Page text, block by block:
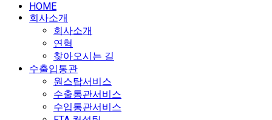
HOME
회사소개
회사소개
연혁
찾아오시는 길
수출입통관
원스탑서비스
수출통관서비스
수입통관서비스